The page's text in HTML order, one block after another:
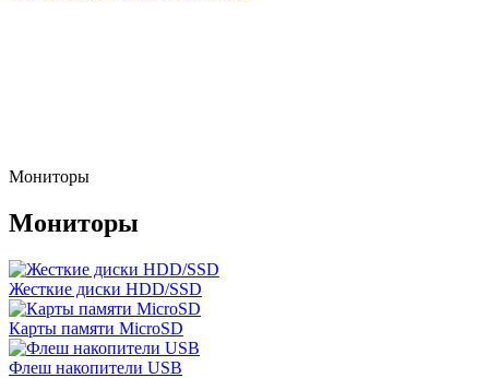
Мониторы
Мониторы
Жесткие диски HDD/SSD
Карты памяти MicroSD
Флеш накопители USB